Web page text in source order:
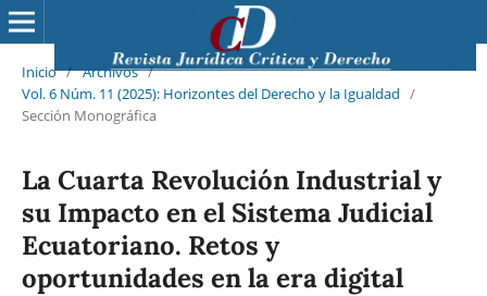
Inicio / Archivos /
Vol. 6 Núm. 11 (2025): Horizontes del Derecho y la Igualdad /
Sección Monográfica
La Cuarta Revolución Industrial y
su Impacto en el Sistema Judicial
Ecuatoriano. Retos y
oportunidades en la era digital